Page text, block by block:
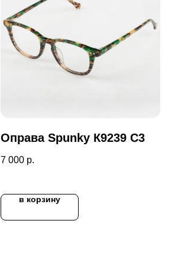
Оправа Spunky К9239 C3
7 000 р.
в корзину